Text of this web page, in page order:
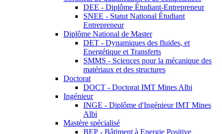
DEE - Diplôme Étudiant-Entrepreneur
SNEE - Statut National Étudiant
Entrepreneur
Diplôme National de Master
DET - Dynamiques des fluides, et
Energétique et Transferts
SMMS - Sciences pour la mécanique des
matériaux et des structures
Doctorat
DOCT - Doctorat IMT Mines Albi
Ingénieur
INGE - Diplôme d'Ingénieur IMT Mines
Albi
Mastère spécialisé
BEP - Bâtiment à Energie Positive